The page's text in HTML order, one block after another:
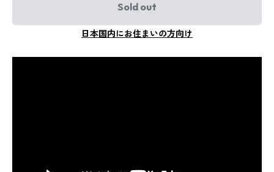
Sold out
日本国内にお住まいの方向け